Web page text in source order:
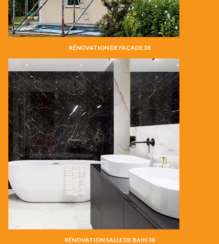
RÉNOVATION DE FAÇADE 38
RÉNOVATION SALLE DE BAIN 38